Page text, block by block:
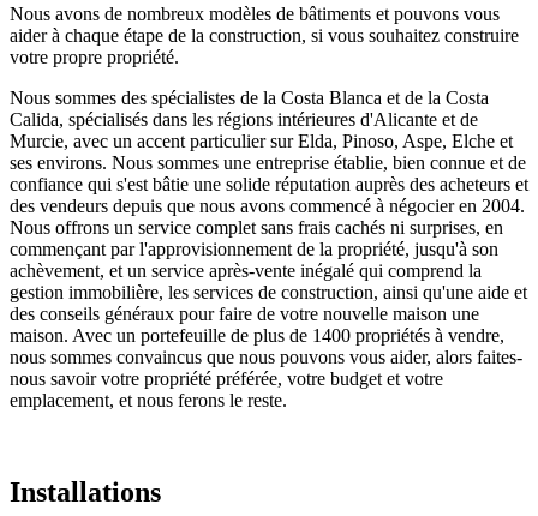
Nous avons de nombreux modèles de bâtiments et pouvons vous
aider à chaque étape de la construction, si vous souhaitez construire
votre propre propriété.
Nous sommes des spécialistes de la Costa Blanca et de la Costa
Calida, spécialisés dans les régions intérieures d'Alicante et de
Murcie, avec un accent particulier sur Elda, Pinoso, Aspe, Elche et
ses environs. Nous sommes une entreprise établie, bien connue et de
confiance qui s'est bâtie une solide réputation auprès des acheteurs et
des vendeurs depuis que nous avons commencé à négocier en 2004.
Nous offrons un service complet sans frais cachés ni surprises, en
commençant par l'approvisionnement de la propriété, jusqu'à son
achèvement, et un service après-vente inégalé qui comprend la
gestion immobilière, les services de construction, ainsi qu'une aide et
des conseils généraux pour faire de votre nouvelle maison une
maison. Avec un portefeuille de plus de 1400 propriétés à vendre,
nous sommes convaincus que nous pouvons vous aider, alors faites-
nous savoir votre propriété préférée, votre budget et votre
emplacement, et nous ferons le reste.
Installations